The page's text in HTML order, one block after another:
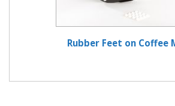
Rubber Feet on Coffee